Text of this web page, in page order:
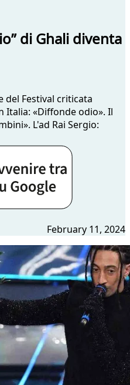
di Ghali diventa
del Festival criticata
Italia: «Diffonde odio». Il
L'ad Rai Sergio:
February 11, 2024